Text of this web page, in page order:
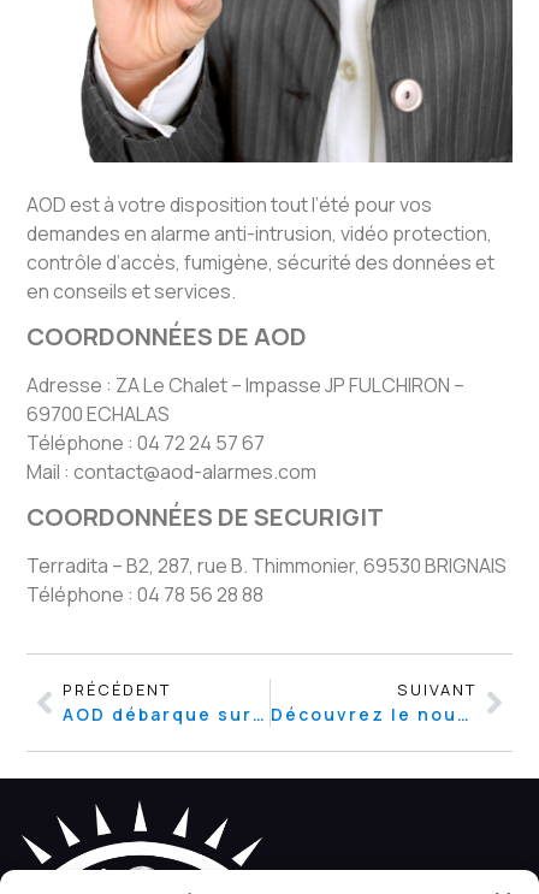
AOD est à votre disposition tout l’été pour vos
demandes en alarme anti-intrusion, vidéo protection,
contrôle d’accès, fumigène, sécurité des données et
en conseils et services.
COORDONNÉES DE AOD
Adresse : ZA Le Chalet – Impasse JP FULCHIRON –
69700 ECHALAS
Téléphone : 04 72 24 57 67
Mail : contact@aod-alarmes.com
COORDONNÉES DE SECURIGIT
Terradita – B2, 287, rue B. Thimmonier, 69530 BRIGNAIS
Téléphone : 04 78 56 28 88
PRÉCÉDENT
AOD débarque sur Instagram !
SUIVANT
Découvrez le nouveau clavier Ergo T !